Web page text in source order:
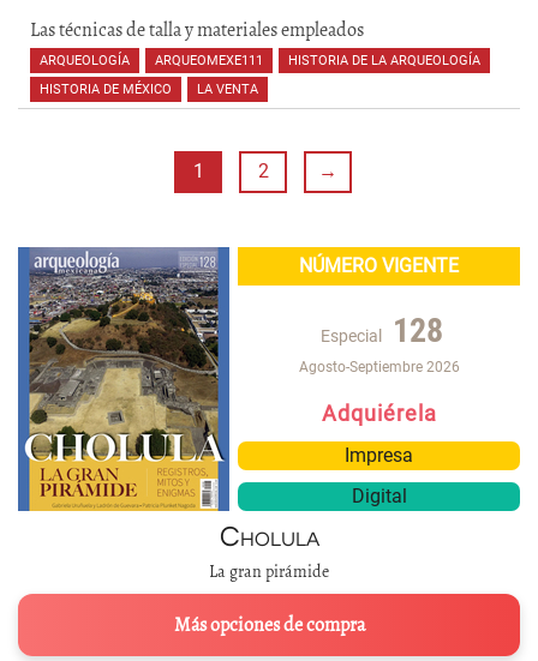
Las técnicas de talla y materiales empleados
ARQUEOLOGÍA ARQUEOMEXE111 HISTORIA DE LA ARQUEOLOGÍA
HISTORIA DE MÉXICO
LA VENTA
1 2 →
NÚMERO VIGENTE
Especial 128
Agosto-Septiembre 2026
Adquiérela
Impresa
Digital
Cholula
La gran pirámide
Más opciones de compra